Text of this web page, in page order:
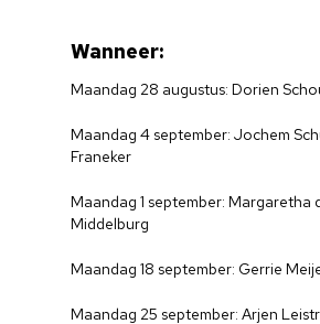
Wanneer:
Maandag 28 augustus: Dorien
Maandag 4 september: Jochem
Franeker
Maandag 1 september: Margaretha
Middelburg
Maandag 18 september: Gerrie
Maandag 25 september: Arjen